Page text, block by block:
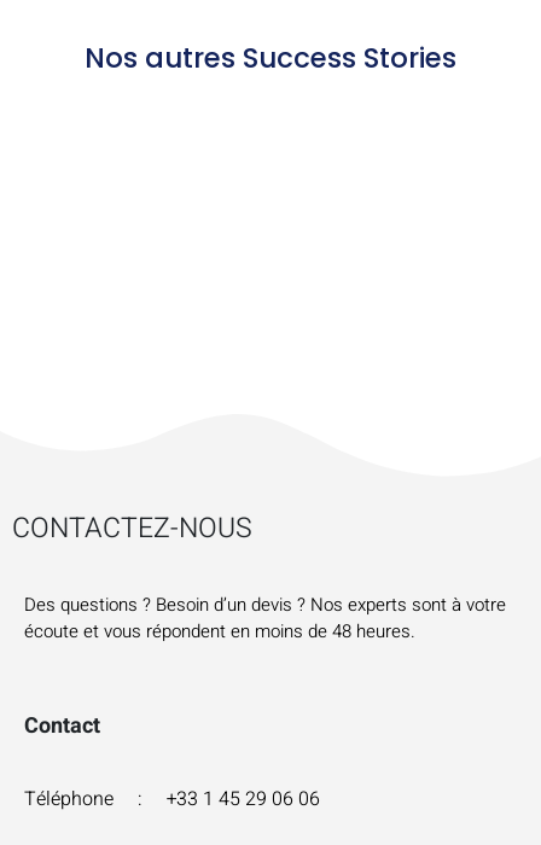
Nos autres Success Stories
CONTACTEZ-NOUS
Des questions ? Besoin d’un devis ? Nos experts sont à votre
écoute et vous répondent en moins de 48 heures.
Contact
Téléphone : +33 1 45 29 06 06